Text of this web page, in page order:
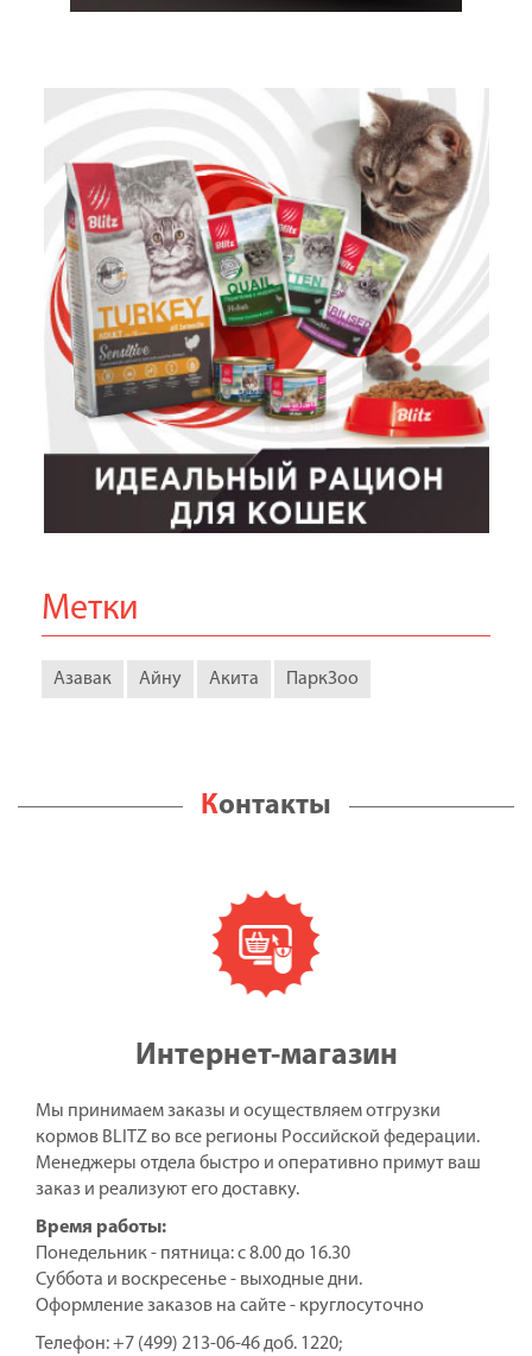
Метки
Азавак Айну Акита ПаркЗоо
Контакты
Интернет-магазин
Мы принимаем заказы и осуществляем отгрузки
кормов BLITZ во все регионы Российской федерации.
Менеджеры отдела быстро и оперативно примут ваш
заказ и реализуют его доставку.
Время работы:
Понедельник - пятница: с 8.00 до 16.30
Суббота и воскресенье - выходные дни.
Оформление заказов на сайте - круглосуточно
Телефон: +7 (499) 213-06-46 доб. 1220;